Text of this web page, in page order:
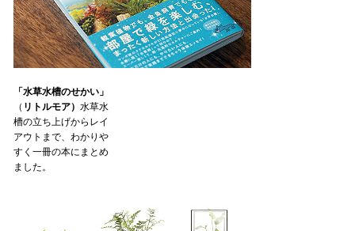
「水草水槽のせかい」
（ リトルモア） 水草水
槽の立ち上げからレイ
アウトまで、わかりや
すく一冊の本にまとめ
ました。